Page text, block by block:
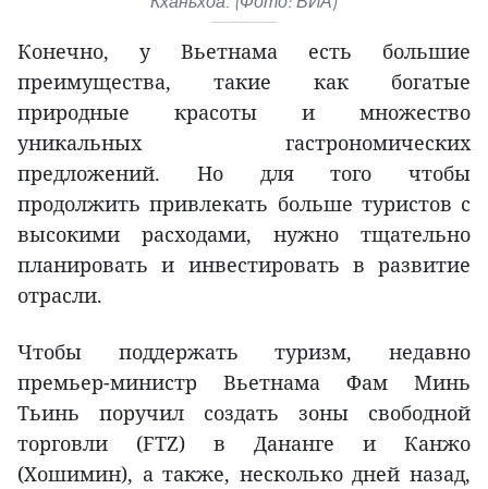
Конечно, у Вьетнама есть большие
преимущества, такие как богатые
природные красоты и множество
уникальных гастрономических
предложений. Но для того чтобы
продолжить привлекать больше туристов с
высокими расходами, нужно тщательно
планировать и инвестировать в развитие
отрасли.
Чтобы поддержать туризм, недавно
премьер-министр Вьетнама Фам Минь
Тьинь поручил создать зоны свободной
торговли (FTZ) в Дананге и Канжо
(Хошимин), а также, несколько дней назад,